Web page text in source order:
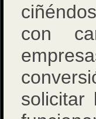
con
solicitar